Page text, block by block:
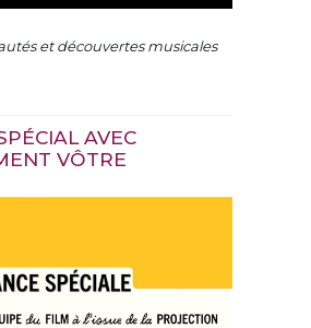
et découvertes musicales
AVEC
VÔTRE